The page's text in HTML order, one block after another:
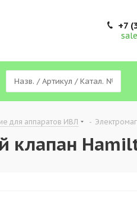
+7
для аппаратов ИВЛ -
клапан